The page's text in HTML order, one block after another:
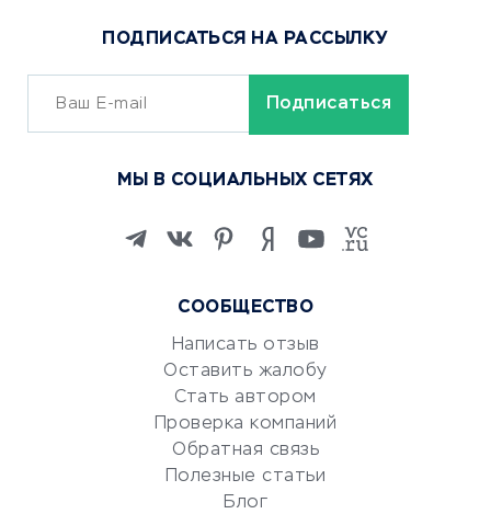
Сервисы доставки
ОБУЧЕНИЕ И РАБОТА
Изучение иностранных
Маркетинг и продажи
Репетиторство
Красота и здоровье
Сервисы по поиску работы
Сетевой маркетинг
СООБЩЕСТВО
Написать отзыв
Оставить жалобу
Стать автором
Проверка компаний
Обратная связь
Полезные статьи
Блог
ПОДПИСАТЬСЯ НА РАССЫЛКУ
МЫ В СОЦИАЛЬНЫХ СЕТЯХ